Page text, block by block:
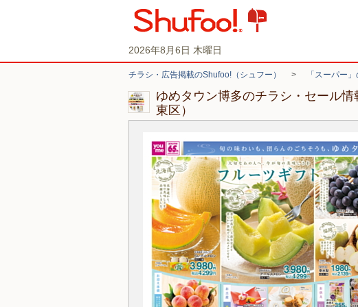
2026年8月6日 木曜日
チラシ・広告掲載のShufoo!（シュフー） > 「スーパー
ゆめタウン博多のチラシ・セール
東区）